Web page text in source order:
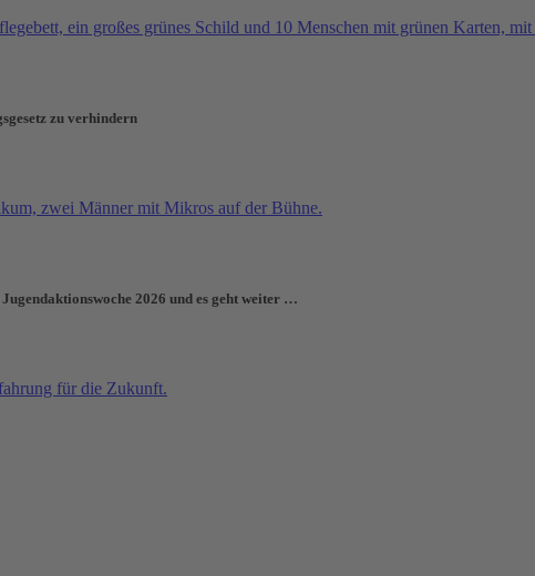
zu verhindern
2026 und es geht weiter …